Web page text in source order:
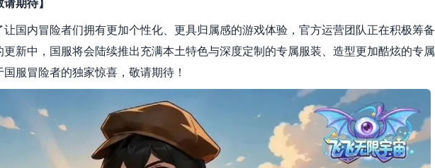
期待】
国内冒险者们拥有更加个性化、更具归属感的游戏体验，官方运营团队正在积极筹备
新中，国服将会陆续推出充满本土特色与深度定制的专属服装、造型更加酷炫的专属
服冒险者的独家惊喜，敬请期待！